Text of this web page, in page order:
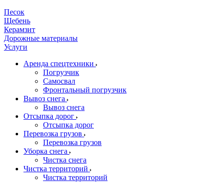
Песок
Щебень
Керамзит
Дорожные материалы
Услуги
Аренда спецтехники
Погрузчик
Самосвал
Фронтальный погрузчик
Вывоз снега
Вывоз снега
Отсыпка дорог
Отсыпка дорог
Перевозка грузов
Перевозка грузов
Уборка снега
Чистка снега
Чистка территорий
Чистка территорий